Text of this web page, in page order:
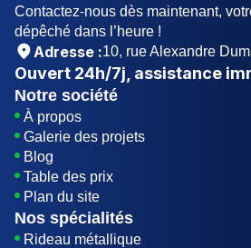
Contactez-nous dès maintenant,
dépêché dans l’heure !
Adresse :10, rue Alexandre
Ouvert 24h/7j , assistance
Notre société
À propos
Galerie des projets
Blog
Table des prix
Plan du site
Nos spécialités
Rideau métallique